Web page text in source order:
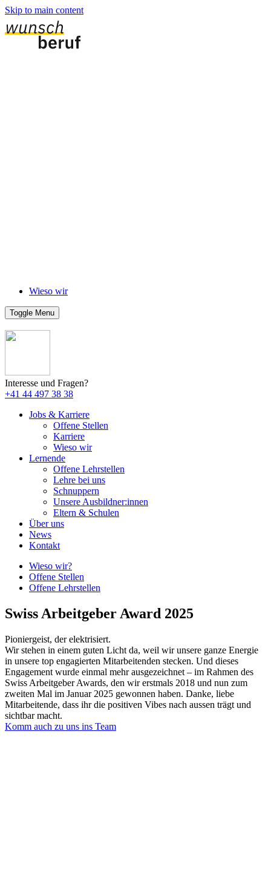
Skip to main content
Wieso wir
Toggle Menu
Interesse und Fragen?
+41 44 497 38 38
Jobs & Karriere
Offene Stellen
Karriere
Wieso wir
Lernende
Offene Lehrstellen
Lehre bei uns
Schnuppern
Unsere Ausbildner:innen
Eltern & Schulen
Über uns
News
Kontakt
Wieso wir?
Offene Stellen
Offene Lehrstellen
Swiss Arbeitgeber Award 2025
Pioniergeist, der elektrisiert.
Wir stehen in einem guten Licht da, weil wir unsere ganze Energie
in unsere top engagierten Mitarbeitenden stecken. Und dieses
Engagement wurde einmal mehr ausgezeichnet – im Rahmen des
Swiss Arbeitgeber Awards, den wir erstmals 2018 und nun zum
zweiten Mal im Januar 2025 gewonnen haben. Danke, liebe
Mitarbeitende, dass ihr die positiven Vibes nach aussen trägt und
sichtbar macht.
Komm auch zu uns ins Team